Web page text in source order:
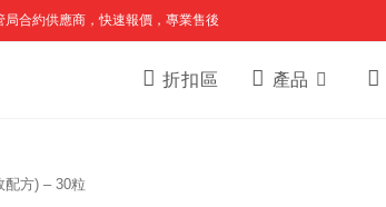
合約供應商，快速報價，專業售後
折扣區 產品
配方) – 30粒